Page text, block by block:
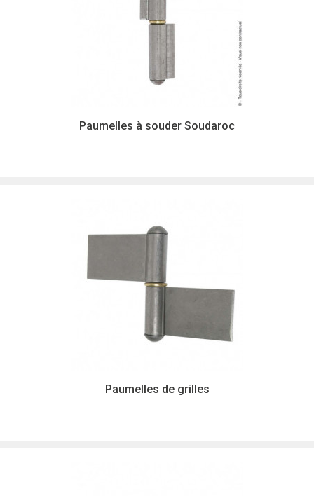
Paumelles à souder Soudaroc
Paumelles de grilles